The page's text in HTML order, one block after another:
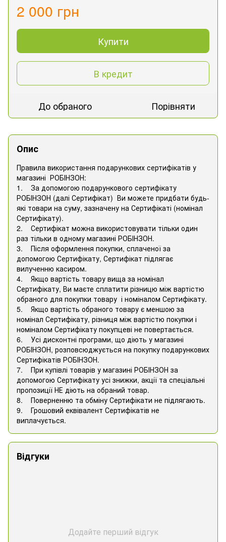
2 000 грн
Купити
В кредит
До обраного Порівняти
Опис
Правила використання подарункових сертифікатів у
магазині РОБІНЗОН:
1. За допомогою подарункового сертифікату
РОБІНЗОН (далі Сертифікат) Ви можете придбати будь-
які товари на суму, зазначену на Сертифікаті (номінал
Сертифікату).
2. Сертифікат можна використовувати тільки один
раз тільки в одному магазині РОБІНЗОН.
3. Після оформлення покупки, сплаченої за
допомогою Сертифікату, Сертифікат підлягає
вилученню касиром.
4. Якщо вартість товару вища за номінал
Сертифікату, Ви маєте сплатити різницю між вартістю
обраного для покупки товару і номіналом Сертифікату.
5. Якщо вартість обраного товару є меншою за
номінал Сертифікату, різниця між вартістю покупки і
номіналом Сертифікату покупцеві не повертається.
6. Усі дисконтні програми, що діють у магазині
РОБІНЗОН, розповсюджується на покупку подарункових
Сертифікатів РОБІНЗОН.
7. При купівлі товарів у магазині РОБІНЗОН за
допомогою Сертифікату усі знижки, акції та спеціальні
пропозиції НЕ діють на обраний товар.
8. Поверненню та обміну Сертифікати не підлягають.
9. Грошовий еквівалент Сертифікатів не
виплачується.
Відгуки
Додайте перший відгук